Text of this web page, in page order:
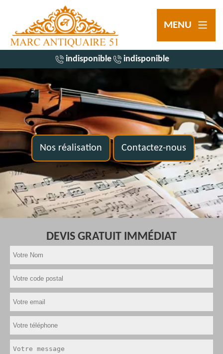
MENU
indisponible indisponible
Nos réalisation Contactez-nous
DEVIS GRATUIT IMMÉDIAT